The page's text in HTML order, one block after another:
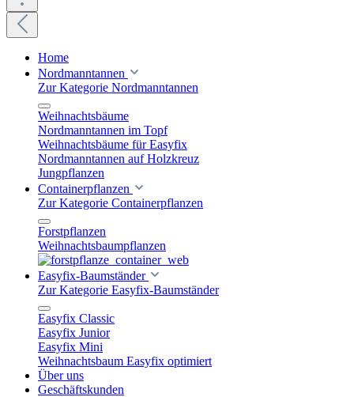
Home
Nordmanntannen
Zur Kategorie Nordmanntannen
Weihnachtsbäume
Nordmanntannen im Topf
Weihnachtsbäume für Easyfix
Nordmanntannen auf Holzkreuz
Jungpflanzen
Containerpflanzen
Zur Kategorie Containerpflanzen
Forstpflanzen
Weihnachtsbaumpflanzen
Easyfix-Baumständer
Zur Kategorie Easyfix-Baumständer
Easyfix Classic
Easyfix Junior
Easyfix Mini
Weihnachtsbaum Easyfix optimiert
Über uns
Geschäftskunden